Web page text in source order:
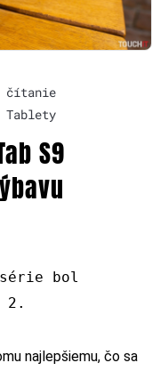
čítanie
Tablety
S9
série bol
2.
najlepšiemu, čo sa